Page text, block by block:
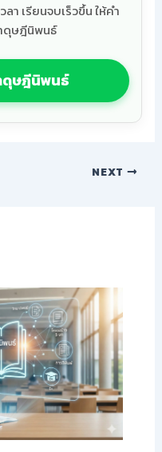
า เรียนจบเร็วขึ้น ให้คำ
ดุษฎีนิพนธ์
ดุษฎีนิพนธ์
NEXT